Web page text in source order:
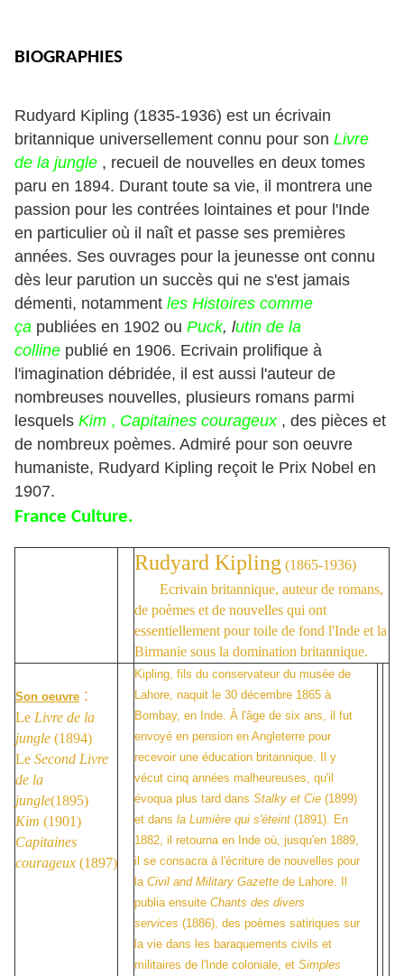
BIOGRAPHIES
Rudyard Kipling (1835-1936) est un écrivain
britannique universellement connu pour son Livre
de la jungle , recueil de nouvelles en deux tomes
paru en 1894. Durant toute sa vie, il montrera une
passion pour les contrées lointaines et pour l'Inde
en particulier où il naît et passe ses premières
années. Ses ouvrages pour la jeunesse ont connu
dès leur parution un succès qui ne s'est jamais
démenti, notamment les Histoires comme
ça publiées en 1902 ou Puck, lutin de la
colline publié en 1906. Ecrivain prolifique à
l'imagination débridée, il est aussi l'auteur de
nombreuses nouvelles, plusieurs romans parmi
lesquels Kim , Capitaines courageux , des pièces et
de nombreux poèmes. Admiré pour son oeuvre
humaniste, Rudyard Kipling reçoit le Prix Nobel en
1907.
France Culture.
Rudyard Kipling (1865-1936)
Ecrivain britannique, auteur de romans,
de poèmes et de nouvelles qui ont
essentiellement pour toile de fond l'Inde et la
Birmanie sous la domination britannique.
Son oeuvre :
Le Livre de la
jungle (1894)
Le Second Livre
de la
jungle(1895)
Kim (1901)
Capitaines
courageux (1897)
Kipling, fils du conservateur du musée de
Lahore, naquit le 30 décembre 1865 à
Bombay, en Inde. À l'âge de six ans, il fut
envoyé en pension en Angleterre pour
recevoir une éducation britannique. Il y
vécut cinq années malheureuses, qu'il
évoqua plus tard dans Stalky et Cie (1899)
et dans la Lumière qui s'éteint (1891). En
1882, il retourna en Inde où, jusqu'en 1889,
il se consacra à l'écriture de nouvelles pour
la Civil and Military Gazette de Lahore. Il
publia ensuite Chants des divers
services (1886), des poèmes satiriques sur
la vie dans les baraquements civils et
militaires de l'Inde coloniale, et Simples